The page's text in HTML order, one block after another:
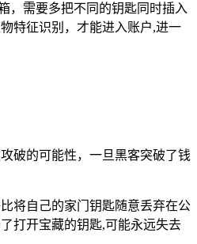
，需要多把不同的钥匙同时插入
特征识别，才能进入账户,进一
破的可能性，一旦黑客突破了钱
将自己的家门钥匙随意丢弃在公
打开宝藏的钥匙,可能永远失去